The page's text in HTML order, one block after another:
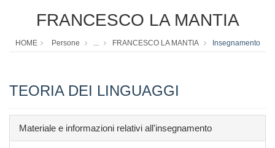
FRANCESCO LA MANTIA
HOME Persone ... FRANCESCO LA MANTIA Insegnamento
TEORIA DEI LINGUAGGI
Materiale e informazioni relativi all'insegnamento